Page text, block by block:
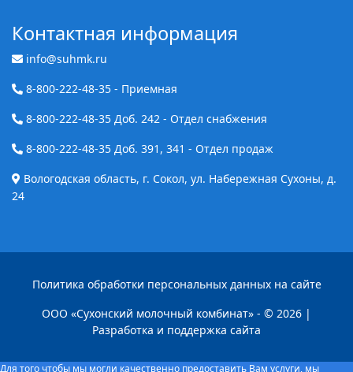
Контактная информация
info@suhmk.ru
8-800-222-48-35 - Приемная
8-800-222-48-35 Доб. 242 - Отдел снабжения
8-800-222-48-35 Доб. 391, 341 - Отдел продаж
Вологодская область, г. Сокол, ул. Набережная Сухоны, д.
24
Политика обработки персональных данных на сайте
ООО «Сухонский молочный комбинат» - © 2026 |
Разработка и поддержка сайта
Для того чтобы мы могли качественно предоставить Вам услуги, мы